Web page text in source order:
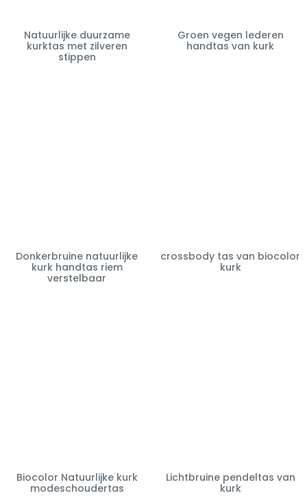
Natuurlijke duurzame
kurktas met zilveren
stippen
Groen vegen lederen
handtas van kurk
Donkerbruine natuurlijke
kurk handtas riem
verstelbaar
crossbody tas van biocolor
kurk
Biocolor Natuurlijke kurk
modeschoudertas
Lichtbruine pendeltas van
kurk